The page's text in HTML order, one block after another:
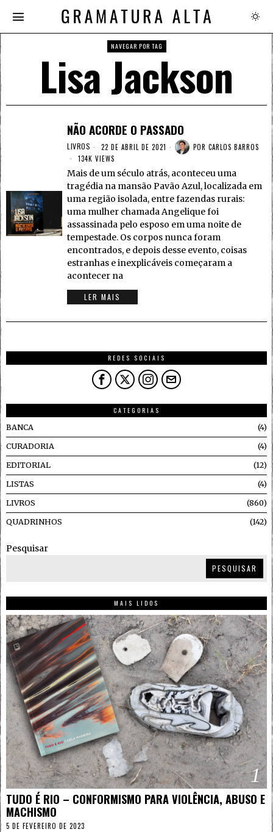
NAVEGAR POR TAG
Lisa Jackson
NÃO ACORDE O PASSADO
LIVROS 22 DE ABRIL DE 2021 POR CARLOS BARROS
134K VIEWS
Mais de um século atrás, aconteceu uma
tragédia na mansão Pavão Azul, localizada em
uma região isolada, entre fazendas rurais:
uma mulher chamada Angelique foi
assassinada pelo esposo em uma noite de
tempestade. Os corpos nunca foram
encontrados, e depois desse evento, coisas
estranhas e inexplicáveis começaram a
acontecer na
LER MAIS
REDES SOCIAIS
CATEGORIAS
BANCA
4
CURADORIA 4
EDITORIAL 12
LISTAS 4
LIVROS 860
QUADRINHOS 142
Pesquisar
PESQUISAR
MAIS LIDOS
1
TUDO É RIO – CONFORMISMO PARA VIOLÊNCIA, ABUSO E
MACHISMO
5 DE FEVEREIRO DE 2023